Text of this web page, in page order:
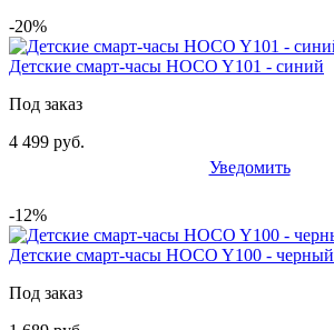
-20%
Детские смарт-часы HOCO Y101 - синий
Под заказ
4 499 руб.
Уведомить
-12%
Детские смарт-часы HOCO Y100 - черный
Под заказ